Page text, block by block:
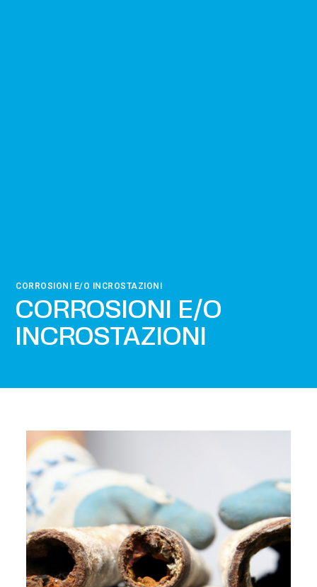
CORROSIONI E/O INCROSTAZIONI
CORROSIONI E/O
INCROSTAZIONI